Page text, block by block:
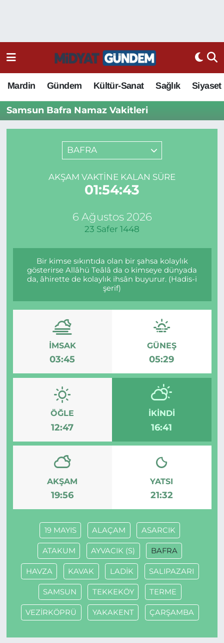
Mardin Gündem Kültür-Sanat Sağlık Siyaset
Samsun Bafra Namaz Vakitleri
BAFRA
AKŞAM VAKTINE KALAN SÜRE
01:54:43
6 Ağustos 2026
23 Safer 1448
Bir kimse sıkıntıda olan bir şahsa kolaylık
gösterirse Allâhü Teâlâ da o kimseye dünyada
da, âhirette de kolaylık ihsân buyurur. (Hadis-i
şerif)
İMSAK
03:45
GÜNEŞ
05:29
ÖĞLE
12:47
İKINDI
16:41
AKŞAM
19:56
YATSI
21:32
19 MAYIS ALAÇAM ASARCIK
ATAKUM AYVACIK (S) BAFRA
HAVZA KAVAK LADİK SALIPAZARI
SAMSUN TEKKEKÖY TERME
VEZİRKÖPRÜ YAKAKENT ÇARŞAMBA